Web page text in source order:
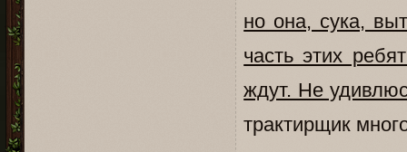
но она, сука,
часть этих
ждут. Не
трактирщик